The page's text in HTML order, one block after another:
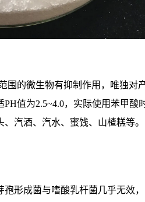
的微生物有抑制作用，唯独对
值为2.5~4.0，实际使用苯甲酸
汽酒、汽水、蜜饯、山楂糕等。
形成菌与嗜酸乳杆菌几乎无效，